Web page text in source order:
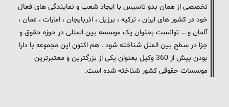
تخصصی از همان بدو تاسیس با ایجاد شعب و نمایندگی های فعال
خود در کشور های ایران ، ترکیه ، برزیل ، اذربایجان ، امارات ، عمان ،
آلمان و … توانست بعنوان یک موسسه بین المللی در حوزه حقوق و
جزا در سطح بین الملل شناخته شود . هم اکنون این مجموعه با دارا
بودن بیش از 360 وکیل بعنوان یکی از بزرگترین و معتبرترین
موسسات حقوقی کشور شناخته شده است.